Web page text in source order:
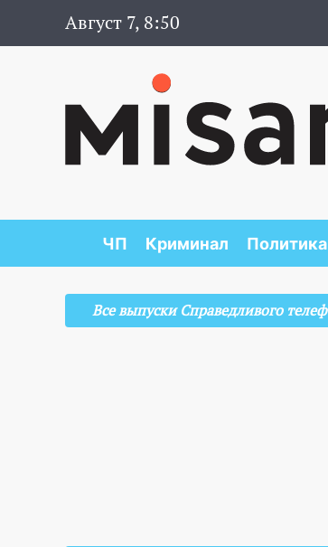
Август 7, 8:50
ЧП Криминал Политика
Все выпуски Справедливого